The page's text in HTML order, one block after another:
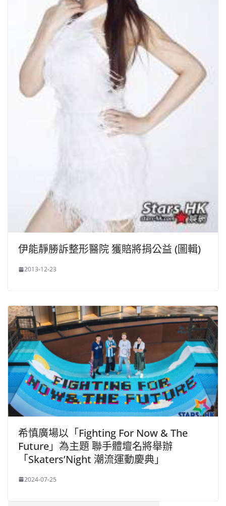
伊能靜勝訴整形醫院 獲賠將捐公益 (圖輯)
2013-12-23
希慎廣場以「Fighting For Now & The
Future」為主題 聯手體壇名將舉辦
「Skaters’Night 潮流運動慶典」
2024-07-25